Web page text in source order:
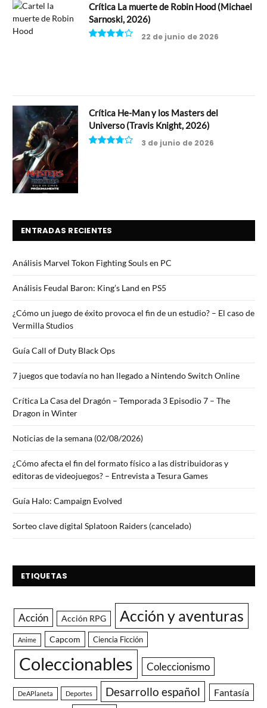
Crítica La muerte de Robin Hood (Michael
Sarnoski, 2026)
22 de junio de 2026
Crítica He-Man y los Masters del
Universo (Travis Knight, 2026)
3 de junio de 2026
ENTRADAS RECIENTES
Análisis Marvel Tokon Fighting Souls en PC
Análisis Feudal Baron: King’s Land en PS5
¿Cómo un juego de éxito provoca el fin de un estudio? – El caso de
Vermilla Studios
Guía Call of Duty Black Ops
7 juegos que todavía no han llegado a Nintendo Switch Online
Crítica La Casa del Dragón – Temporada 3 Episodio 7 – The
Dragon in Winter
Noticias de la semana (02/08/2026)
¿Cómo afecta el fin del formato físico a las distribuidoras y
editoras de videojuegos? – Entrevista a Tesura Games
Guía Halo: Campaign Evolved
Sorteo clave digital Splatoon Raiders (cancelado)
ETIQUETAS
Acción Acción RPG Acción y aventuras
Anime Capcom Ciencia Ficción
Coleccionables Coleccionismo
DeAPlaneta Deportes Desarrollo español Fantasía